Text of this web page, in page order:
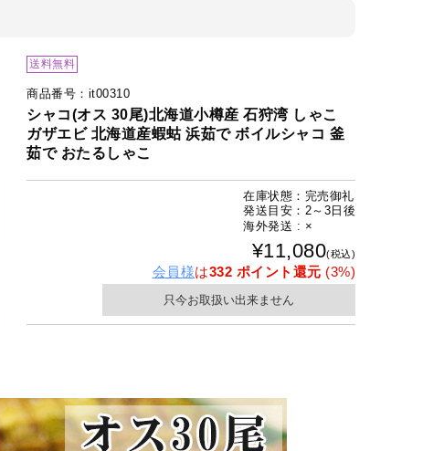
送料無料
商品番号：it00310
シャコ(オス 30尾)北海道小樽産 石狩湾 しゃこ
ガザエビ 北海道産蝦蛄 浜茹で ボイルシャコ 釜
茹で おたるしゃこ
在庫状態：完売御礼
発送目安：2～3日後
海外発送 : ×
¥11,080(税込)
会員様は332 ポイント還元 (3%)
只今お取扱い出来ません